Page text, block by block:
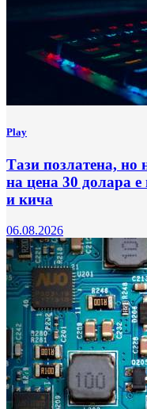
Play
Тази позлатена, но
на цена 30 долара
и кича
06.08.2026